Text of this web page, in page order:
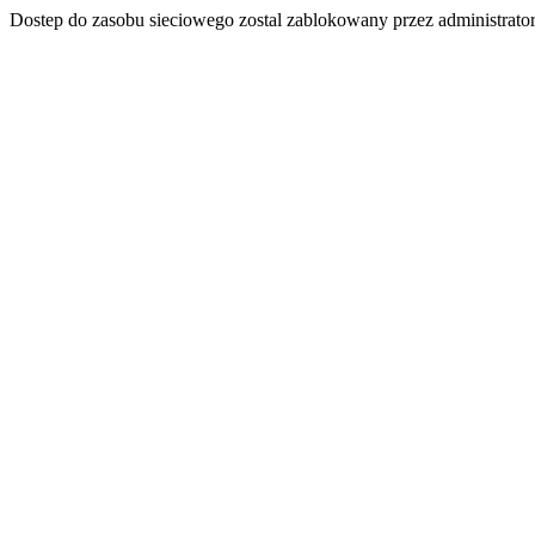
Dostep do zasobu sieciowego zostal zablokowany przez